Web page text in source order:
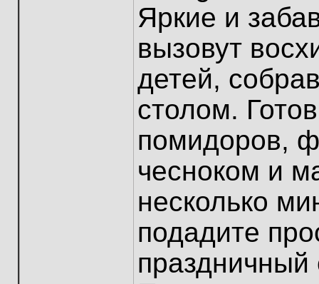
Яркие и
вызовут
детей,
столом.
помидоров,
чесноком и
несколько
подадите
праздничный